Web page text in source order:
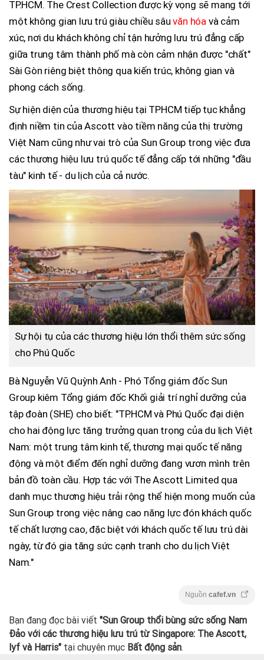
TP.HCM. The Crest Collection được kỳ vọng sẽ mang tới
một không gian lưu trú giàu chiều sâuvăn hóa và cảm
xúc, nơi du khách không chỉ tận hưởng lưu trú đẳng cấp
giữa trung tâm thành phố mà còn cảm nhận được "chất"
Sài Gòn riêng biệt thông qua kiến trúc, không gian và
phong cách sống.
Sự hiện diện của thương hiệu tại TPHCM tiếp tục khẳng
định niềm tin của Ascott vào tiềm năng của thị trường
Việt Nam cũng như vai trò của Sun Group trong việc đưa
các thương hiệu lưu trú quốc tế đẳng cấp tới những "đầu
tàu" kinh tế - du lịch của cả nước.
Sự hội tụ của các thương hiệu lớn thổi thêm sức sống
cho Phú Quốc
Bà Nguyễn Vũ Quỳnh Anh - Phó Tổng giám đốc Sun
Group kiêm Tổng giám đốc Khối giải trí nghỉ dưỡng của
tập đoàn (SHE) cho biết: "TP.HCM và Phú Quốc đại diện
cho hai động lực tăng trưởng quan trọng của du lịch Việt
Nam: một trung tâm kinh tế, thương mại quốc tế năng
động và một điểm đến nghỉ dưỡng đang vươn mình trên
bản đồ toàn cầu. Hợp tác với The Ascott Limited qua
danh mục thương hiệu trải rộng thể hiện mong muốn của
Sun Group trong việc nâng cao năng lực đón khách quốc
tế chất lượng cao, đặc biệt với khách quốc tế lưu trú dài
ngày, từ đó gia tăng sức cạnh tranh cho du lịch Việt
Nam."
Nguồn cafef.vn
Bạn đang đọc bài viết "Sun Group thổi bùng sức sống Nam
Đảo với các thương hiệu lưu trú từ Singapore: The Ascott,
lyf và Harris" tại chuyên mục Bất động sản.